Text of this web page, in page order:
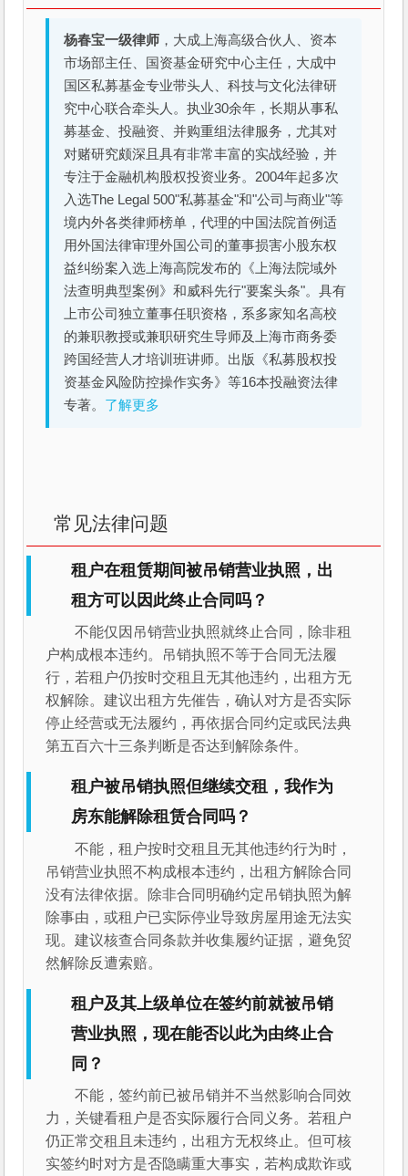
杨春宝一级律师 ，大成上海高级合伙人、资本
市场部主任、国资基金研究中心主任，大成中
国区私募基金专业带头人、科技与文化法律研
究中心联合牵头人。执业30余年，长期从事私
募基金、投融资、并购重组法律服务，尤其对
对赌研究颇深且具有非常丰富的实战经验，并
专注于金融机构股权投资业务。2004年起多次
入选The Legal 500"私募基金"和"公司与商业"等
境内外各类律师榜单，代理的中国法院首例适
用外国法律审理外国公司的董事损害小股东权
益纠纷案入选上海高院发布的《上海法院域外
法查明典型案例》和威科先行"要案头条"。具有
上市公司独立董事任职资格，系多家知名高校
的兼职教授或兼职研究生导师及上海市商务委
跨国经营人才培训班讲师。出版《私募股权投
资基金风险防控操作实务》等16本投融资法律
专著。 了解更多
常见法律问题
租户在租赁期间被吊销营业执照，出
租方可以因此终止合同吗？
不能仅因吊销营业执照就终止合同，除非租
户构成根本违约。吊销执照不等于合同无法履
行，若租户仍按时交租且无其他违约，出租方无
权解除。建议出租方先催告，确认对方是否实际
停止经营或无法履约，再依据合同约定或民法典
第五百六十三条判断是否达到解除条件。
租户被吊销执照但继续交租，我作为
房东能解除租赁合同吗？
不能，租户按时交租且无其他违约行为时，
吊销营业执照不构成根本违约，出租方解除合同
没有法律依据。除非合同明确约定吊销执照为解
除事由，或租户已实际停业导致房屋用途无法实
现。建议核查合同条款并收集履约证据，避免贸
然解除反遭索赔。
租户及其上级单位在签约前就被吊销
营业执照，现在能否以此为由终止合
同？
不能，签约前已被吊销并不当然影响合同效
力，关键看租户是否实际履行合同义务。若租户
仍正常交租且未违约，出租方无权终止。但可核
实签约时对方是否隐瞒重大事实，若构成欺诈或